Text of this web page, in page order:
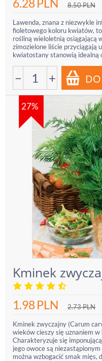
6.28 PLN 8.50PLN
Lawenda, znana z niezwykle
fioletowego koloru kwiatów,
rośliną wieloletnią osiągającą
zimozielone liście przyciągają
kwiatostany stanowią idealną
− +
27%
Kminek
1.98PLN 2.73PLN
Kminek zwyczajny (Carum
wieków cieszy się uznaniem
Charakteryzuje się
jego owoce są
można wzbogacić smak mięs,